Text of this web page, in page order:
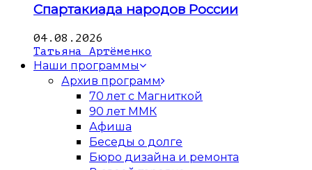
Спартакиада народов России
04.08.2026
Татьяна Артёменко
Наши программы
Архив программ
70 лет с Магниткой
90 лет ММК
Афиша
Беседы о долге
Бюро дизайна и ремонта